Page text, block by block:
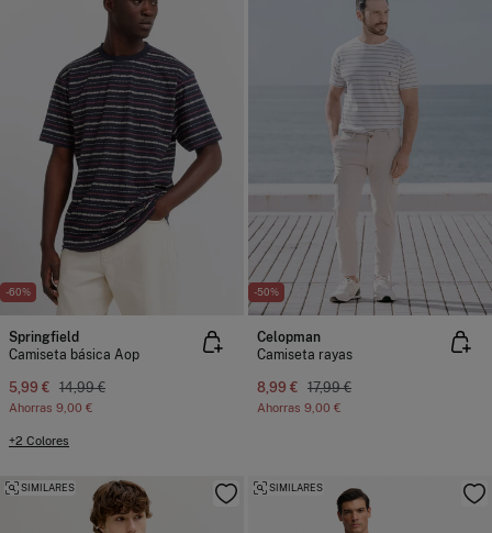
-60%
Springfield
Camiseta básica Aop
5,99 € 14,99 €
Ahorras 9,00 €
+2 Colores
-50%
Celopman
Camiseta rayas
8,99 € 17,99 €
Ahorras 9,00 €
SIMILARES SIMILARES